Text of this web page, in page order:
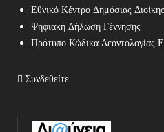
Εθνικό Κέντρο Δημόσιας
Ψηφιακή Δήλωση Γέννησης
Πρότυπο Κώδικα Δεοντολογίας
Συνδεθείτε